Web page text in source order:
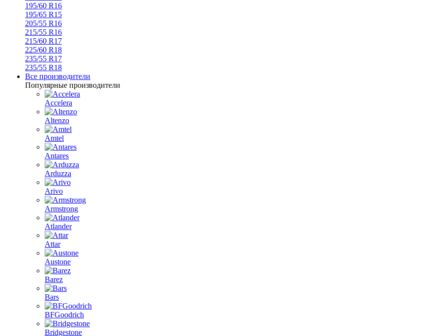
195/60 R16
195/65 R15
205/55 R16
215/55 R16
215/60 R17
225/60 R18
235/55 R17
235/55 R18
Все производители
Популярные производители
Accelera
Altenzo
Amtel
Antares
Arduzza
Arivo
Armstrong
Atlander
Attar
Austone
Barez
Bars
BFGoodrich
Bridgestone